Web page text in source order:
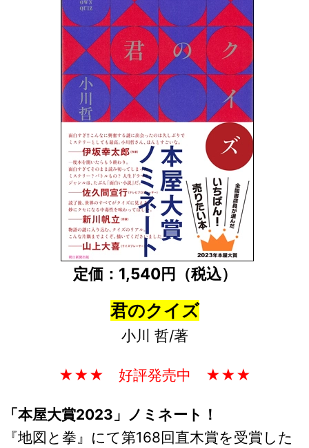
定価：1,540円（税込）
君のクイズ
小川 哲/著
★★★ 好評発売中 ★★★
「本屋大賞2023」ノミネート！
『地図と拳』にて第168回直木賞を受賞した